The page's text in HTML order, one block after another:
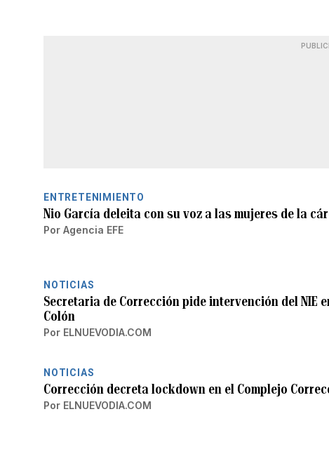
ENTRETENIMIENTO
Nio García deleita con su voz a las mujeres de la
Por Agencia EFE
NOTICIAS
Secretaria de Corrección pide intervención del NIE
Colón
Por ELNUEVODIA.COM
NOTICIAS
Corrección decreta lockdown en el Complejo
Por ELNUEVODIA.COM